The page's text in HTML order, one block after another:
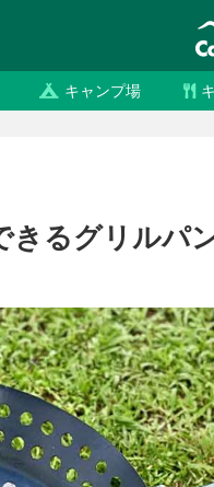
キャンプ場
きるグリルパ